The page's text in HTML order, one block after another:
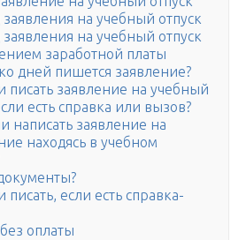
на учебный отпуск
на учебный отпуск
заработной платы
дней пишется заявление?
писать заявление на учебный
есть справка или вызов?
написать заявление на
находясь в учебном
писать, если есть справка-
оплаты